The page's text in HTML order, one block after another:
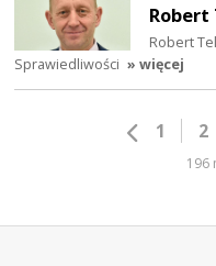
Robert
Robert
Sprawiedliwości » więcej
1 2
196